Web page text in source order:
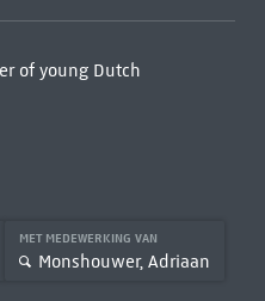
of young Dutch
MET MEDEWERKING VAN
Monshouwer, Adriaan